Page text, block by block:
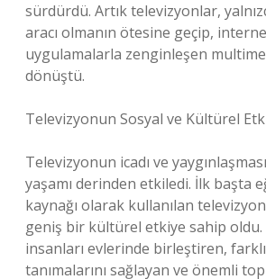
sürdürdü. Artık televizyonlar,
aracı olmanın ötesine geçip,
uygulamalarla zenginleşen
dönüştü.
Televizyonun Sosyal ve Kültürel
Televizyonun icadı ve
yaşamı derinden etkiledi. İlk başta
kaynağı olarak kullanılan
geniş bir kültürel etkiye sahip oldu.
insanları evlerinde birleştiren,
tanımalarını sağlayan ve önemli